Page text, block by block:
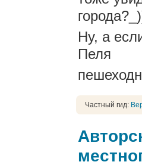
Ну, а
Пеля
Частный гид: